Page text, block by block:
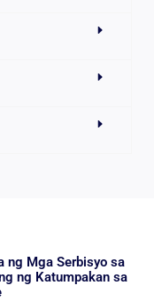
ng Mga Serbisyo sa
ng Katumpakan sa